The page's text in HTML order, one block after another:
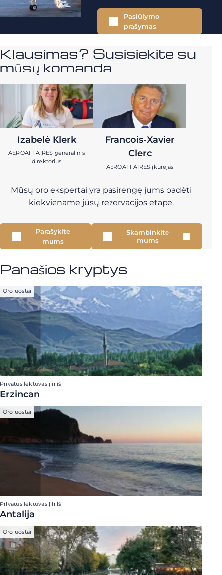
Pasiūlymo
prašymas
Klausimas? Susisiekite su
mūsų komanda
Izabelė Klerk
AEROAFFAIRES generalinis
direktorius
Francois-Xavier
Clerc
AEROAFFAIRES įkūrėjas
Mūsų oro ekspertai yra pasirengę jums padėti
kiekviename jūsų rezervacijos etape.
Parašykite
mums
Skambinkite
mums
Panašios kryptys
Oro uostai
Privatus lėktuvas į ir iš
Erzincan
Oro uostai
Privatus lėktuvas į ir iš
Antalija
Oro uostai